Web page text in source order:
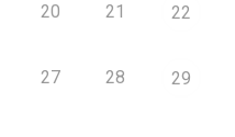
20 21 22
27 28 29